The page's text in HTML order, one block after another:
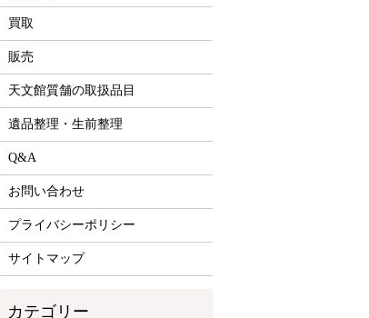
買取
販売
天文館質舗の取扱品目
遺品整理・生前整理
Q&A
お問い合わせ
プライバシーポリシー
サイトマップ